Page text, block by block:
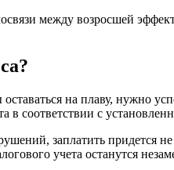
между возросшей
оставаться на плаву, нужно
в соответствии с
заплатить придется
учета останутся